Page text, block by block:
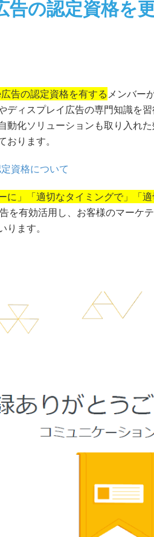
告の認定資格を
告の認定資格を有するメンバー
ディスプレイ広告の専門知識を
動化ソリューションも取り入れ
おります。
資格について
に」「適切なタイミングで」「適
を有効活用し、お客様のマーケ
ります。